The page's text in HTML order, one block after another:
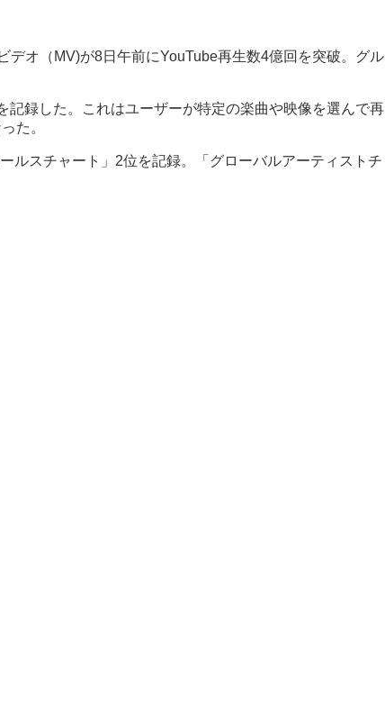
オ（MV)が8日午前にYouTube再生数4億回を突破。グル
録した。これはユーザーが特定の楽曲や映像を選んで再
た。
ルスチャート」2位を記録。「グローバルアーティストチ